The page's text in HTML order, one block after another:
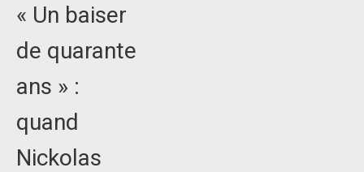
« Un baiser
de quarante
ans » :
quand
Nickolas